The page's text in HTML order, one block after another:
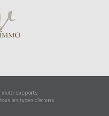
supports,
les types d'écrans.